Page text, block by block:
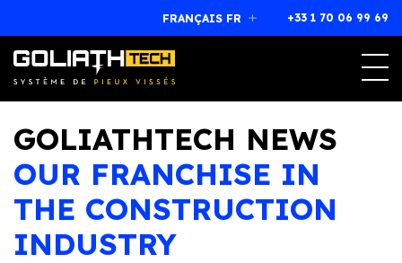
FRANÇAIS FR +33 1 70 06 99 69
Magog, Québec (Canada)J1X 7L1
+33 1 70 06 99 69
franchise@goliathtechcorp.com
GOLIATHTECH NEWS
OUR FRANCHISE IN
THE CONSTRUCTION
INDUSTRY